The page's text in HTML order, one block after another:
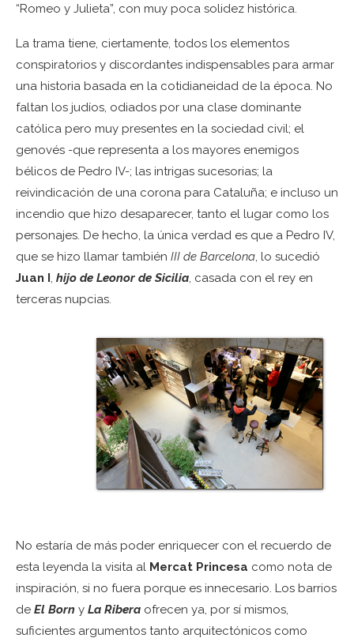
“Romeo y Julieta”, con muy poca solidez histórica.
La trama tiene, ciertamente, todos los elementos
conspiratorios y discordantes indispensables para armar
una historia basada en la cotidianeidad de la época. No
faltan los judíos, odiados por una clase dominante
católica pero muy presentes en la sociedad civil; el
genovés -que representa a los mayores enemigos
bélicos de Pedro IV-; las intrigas sucesorias; la
reivindicación de una corona para Cataluña; e incluso un
incendio que hizo desaparecer, tanto el lugar como los
personajes. De hecho, la única verdad es que a Pedro IV,
que se hizo llamar también III de Barcelona, lo sucedió
Juan I, hijo de Leonor de Sicilia, casada con el rey en
terceras nupcias.
No estaría de más poder enriquecer con el recuerdo de
esta leyenda la visita al Mercat Princesa como nota de
inspiración, si no fuera porque es innecesario. Los barrios
de El Born y La Ribera ofrecen ya, por sí mismos,
suficientes argumentos tanto arquitectónicos como